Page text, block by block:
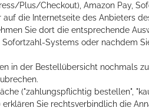
Plus/Checkout), Amazon Pay,
die Internetseite des Anbieters
Sie dort die entsprechende
Systems oder nachdem
in der Bestellübersicht nochmals
("zahlungspflichtig bestellen",
Sie rechtsverbindlich die